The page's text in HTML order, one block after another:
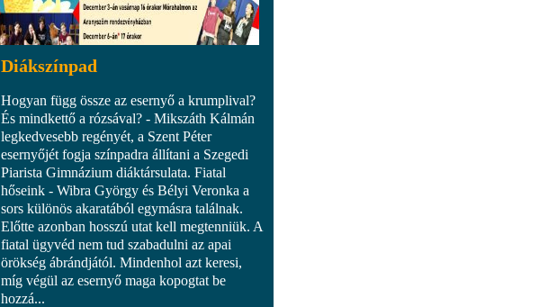
Diákszínpad
Hogyan függ össze az esernyő a krumplival?
És mindkettő a rózsával? - Mikszáth Kálmán
legkedvesebb regényét, a Szent Péter
esernyőjét fogja színpadra állítani a Szegedi
Piarista Gimnázium diáktársulata. Fiatal
hőseink - Wibra György és Bélyi Veronka a
sors különös akaratából egymásra találnak.
Előtte azonban hosszú utat kell megtenniük. A
fiatal ügyvéd nem tud szabadulni az apai
örökség ábrándjától. Mindenhol azt keresi,
míg végül az esernyő maga kopogtat be
hozzá...